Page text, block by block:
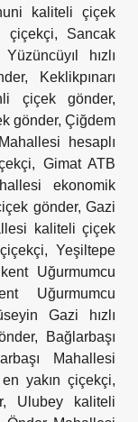
kaliteli çiçek
çiçekçi, Sancak
Yüzüncüyıl hızlı
,
Keklikpınarı
çiçek gönder,
gönder,Çiğdem
hesaplı
, Gimat ATB
ekonomik
gönder,Gazi
kaliteli çiçek
, Yeşiltepe
Uğurmumcu
Uğurmumcu
Gazi hızlı
,
Bağlarbaşı
Mahallesi
yakın çiçekçi,
, Ulubey kaliteli